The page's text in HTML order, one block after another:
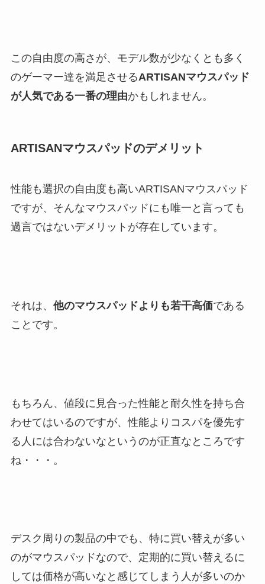
この自由度の高さが、モデル数が少なくとも多く
のゲーマー達を満足させるARTISANマウスパッド
が人気である一番の理由かもしれません。
ARTISANマウスパッドのデメリット
性能も選択の自由度も高いARTISANマウスパッド
ですが、そんなマウスパッドにも唯一と言っても
過言ではないデメリットが存在しています。
それは、 他のマウスパッドよりも若干高価である
ことです。
もちろん、値段に見合った性能と耐久性を持ち合
わせてはいるのですが、性能よりコスパを優先す
る人には合わないなというのが正直なところです
ね・・・。
デスク周りの製品の中でも、特に買い替えが多い
のがマウスパッドなので、定期的に買い替えるに
しては価格が高いなと感じてしまう人が多いのか